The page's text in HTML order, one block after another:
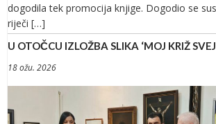
dogodila tek promocija knjige. Dogodio se
riječi […]
U OTOČCU IZLOŽBA SLIKA ‘MOJ KRIŽ
18 ožu. 2026